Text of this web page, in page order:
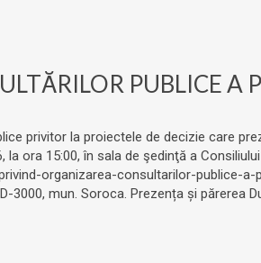
PUBLICE A
privitor la proiectele de decizie care
ora 15:00, în sala de şedinţă a
organizarea-consultarilor-publice-
3000, mun. Soroca. Prezența și părerea